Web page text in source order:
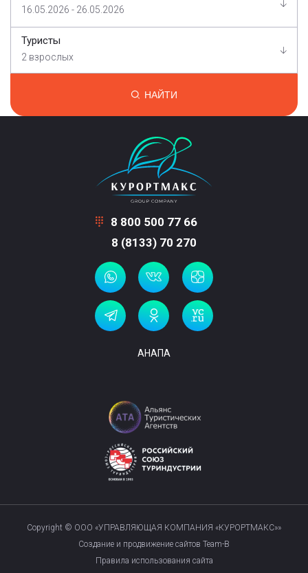
16.05.2026 - 26.05.2026
Туристы
2 взрослых
НАЙТИ
8 800 500 77 66
8 (8133) 70 270
АНАПА
Copyright © ООО «УПРАВЛЯЮЩАЯ КОМПАНИЯ «КУРОРТМАКС»»
Создание и продвижение сайтов Team-B
Правила использования сайта